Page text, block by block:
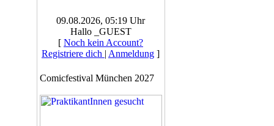
09.08.2026, 05:19 Uhr
Hallo _GUEST
[ Noch kein Account?
Registriere dich | Anmeldung ]
Comicfestival München 2027